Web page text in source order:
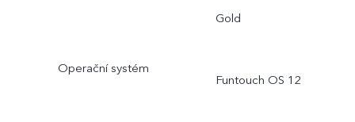
Skutečný nabíjecí výkon se
aktuálních podmínek
Gold
Operační systém
Funtouch OS 12